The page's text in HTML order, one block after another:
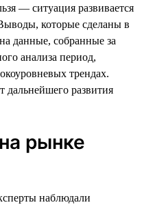
— ситуация развивается
которые сделаны в
данные, собранные за
анализа период,
трендах.
дальнейшего развития
рынке
наблюдали